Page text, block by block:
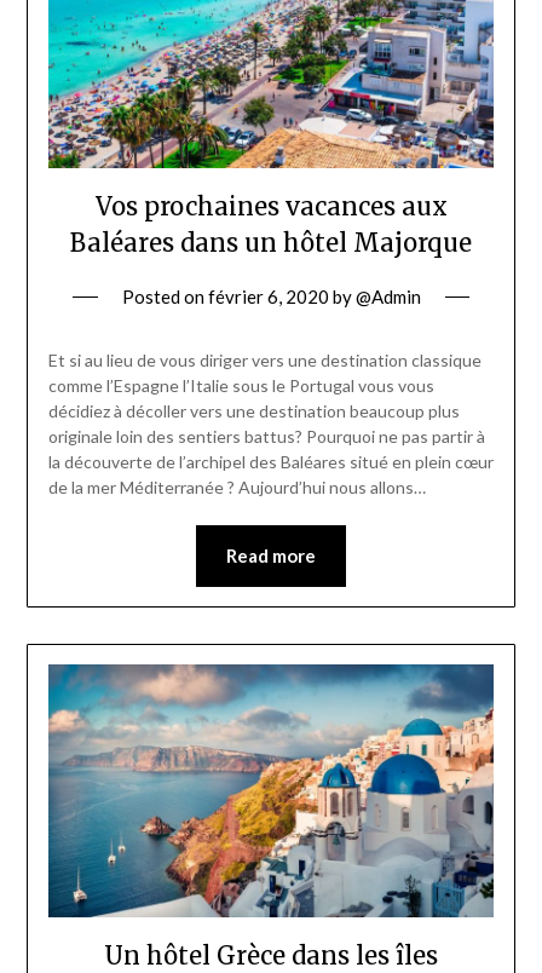
Vos prochaines vacances aux
Baléares dans un hôtel Majorque
Posted onfévrier 6, 2020 by@Admin
Et si au lieu de vous diriger vers une destination classique
comme l’Espagne l’Italie sous le Portugal vous vous
décidiez à décoller vers une destination beaucoup plus
originale loin des sentiers battus? Pourquoi ne pas partir à
la découverte de l’archipel des Baléares situé en plein cœur
de la mer Méditerranée ? Aujourd’hui nous allons…
Read more
Un hôtel Grèce dans les îles